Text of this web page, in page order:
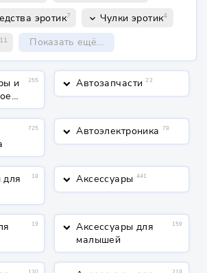
эротик7 keyboard_arrow_down Чулки эротик4
11 Показать ещё...
и
255 keyboard_arrow_down Автозапчасти 22
725 keyboard_arrow_down Автоэлектроника 78
для
18 keyboard_arrow_down Аксессуары 441
19 keyboard_arrow_down Аксессуары для
малышей
159